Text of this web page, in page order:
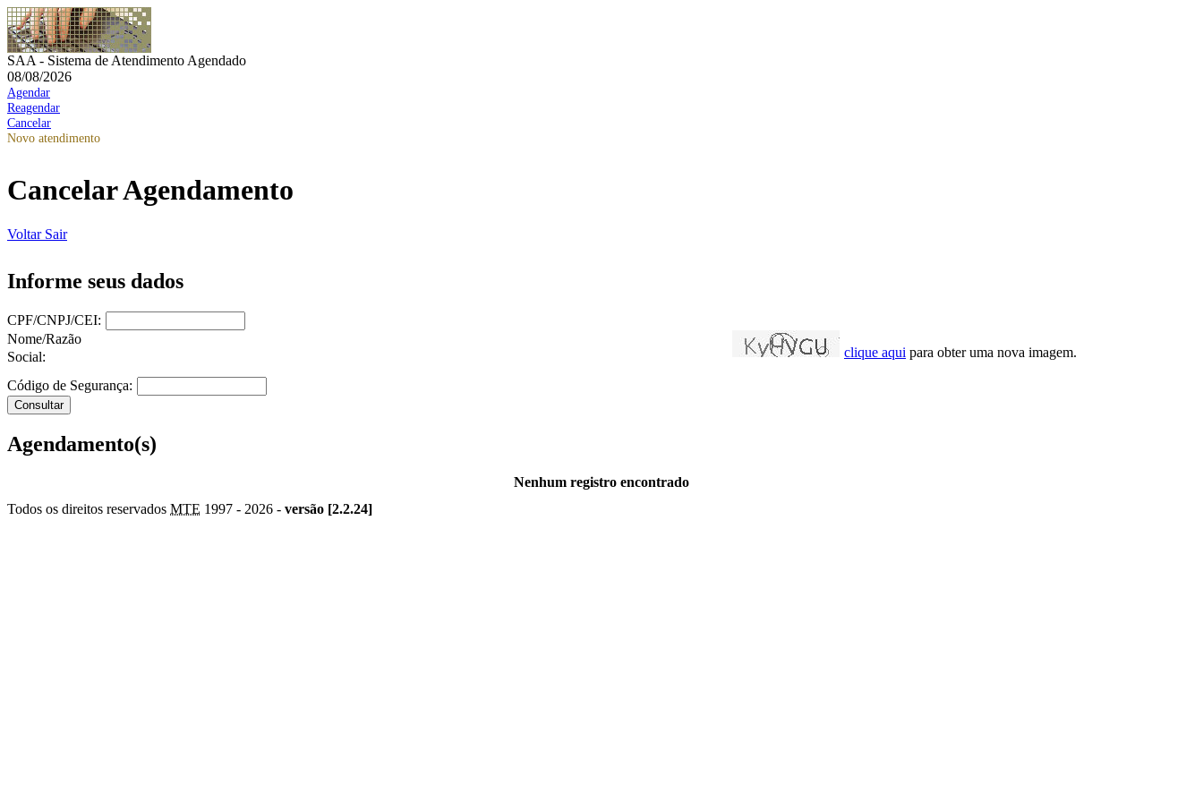
SAA - Sistema de Atendimento Agendado
08/08/2026
Agendar
Reagendar
Cancelar
Novo atendimento
Cancelar Agendamento
Voltar Sair
Informe seus dados
CPF/CNPJ/CEI:
Nome/Razão
Social:
clique aqui para obter uma nova imagem.
Código de Segurança:
Agendamento(s)
Nenhum registro encontrado
Todos os direitos reservados MTE 1997 - 2026 - versão [2.2.24]